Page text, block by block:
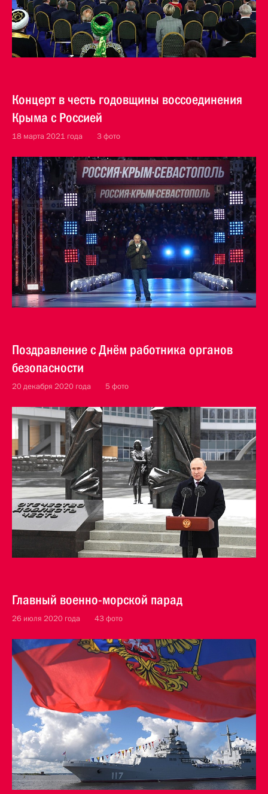
Концерт в честь годовщины воссоединения
Крыма с Россией
18 марта 2021 года 3 фото
Поздравление с Днём работника органов
безопасности
20 декабря 2020 года 5 фото
Главный военно-морской парад
26 июля 2020 года 43 фото